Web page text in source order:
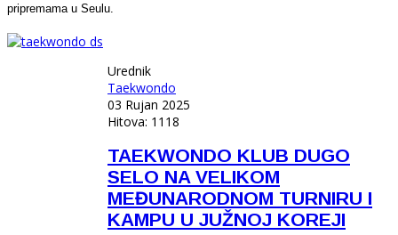
pripremama u Seulu.
Urednik
Taekwondo
03 Rujan 2025
Hitova: 1118
TAEKWONDO KLUB DUGO
SELO NA VELIKOM
MEĐUNARODNOM TURNIRU I
KAMPU U JUŽNOJ KOREJI